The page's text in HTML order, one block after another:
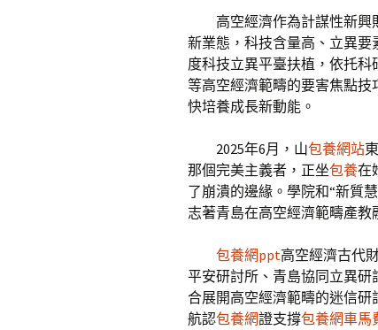
高空經濟作為計謀性新
新業態，科技含量高、立異要
度科技立異平臺扶植，依托
等高空經濟範疇的要害焦點
快培養成長新動能。
2025年6月，山包養網站
那個完美主義者，正坐包養在
了崩潰的邊緣。學院和“新質
志著青島在高空經濟範疇產教
包養網ppt高空經濟古代
平安研討所、青島協同立異研
合展開高空經濟範疇的迷信研
航認包養網證支撐包養網車馬